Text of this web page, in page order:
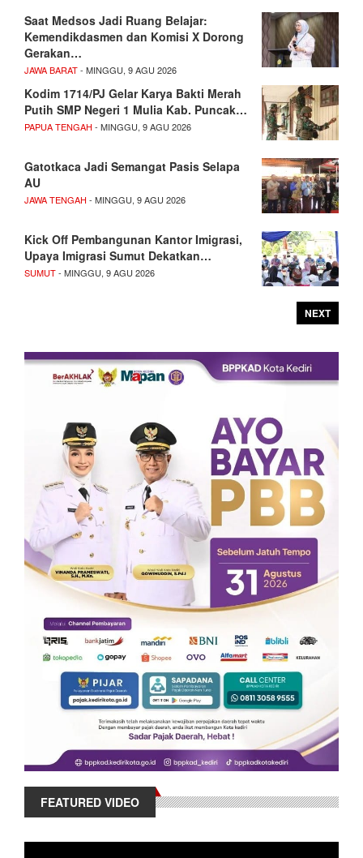
Saat Medsos Jadi Ruang Belajar:
Kemendikdasmen dan Komisi X Dorong
Gerakan…
JAWA BARAT- MINGGU, 9 AGU 2026
Kodim 1714/PJ Gelar Karya Bakti Merah
Putih SMP Negeri 1 Mulia Kab. Puncak…
PAPUA TENGAH - MINGGU, 9 AGU 2026
Gatotkaca Jadi Semangat Pasis Selapa
AU
JAWA TENGAH - MINGGU, 9 AGU 2026
Kick Off Pembangunan Kantor Imigrasi,
Upaya Imigrasi Sumut Dekatkan…
SUMUT- MINGGU, 9 AGU 2026
NEXT
FEATURED VIDEO